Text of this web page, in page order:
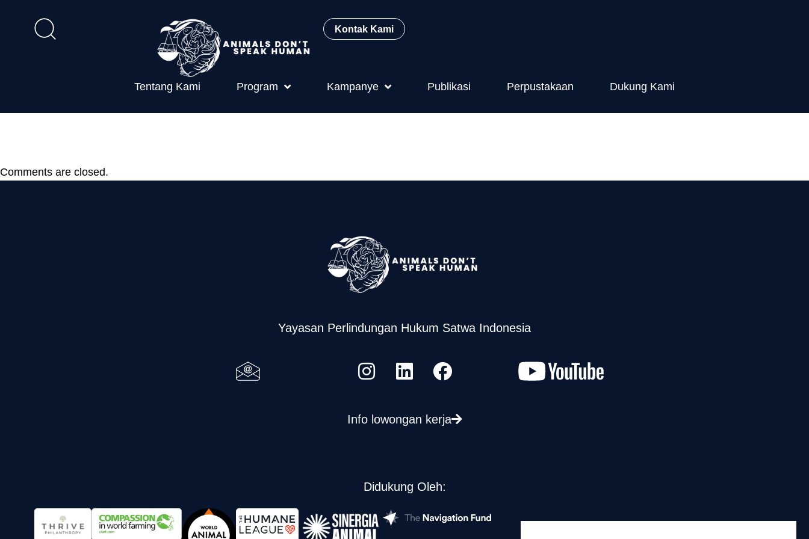
Kontak Kami
Tentang Kami Program Kampanye Publikasi Perpustakaan Dukung Kami
Comments are closed.
Yayasan Perlindungan Hukum Satwa Indonesia
Info lowongan kerja
Didukung Oleh: